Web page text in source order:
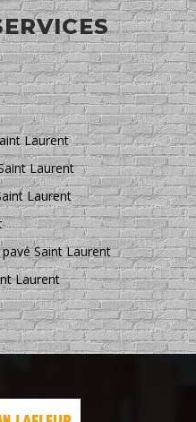
Laurent
Laurent
Laurent
Saint Laurent
Laurent